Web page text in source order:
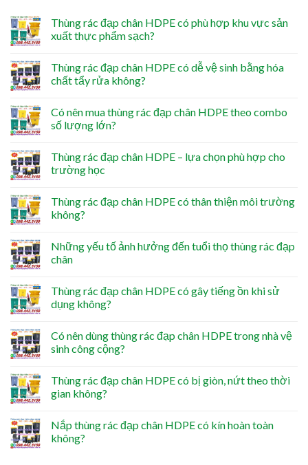
Thùng rác đạp chân HDPE có phù hợp khu vực sản
xuất thực phẩm sạch?
Thùng rác đạp chân HDPE có dễ vệ sinh bằng hóa
chất tẩy rửa không?
Có nên mua thùng rác đạp chân HDPE theo combo
số lượng lớn?
Thùng rác đạp chân HDPE – lựa chọn phù hợp cho
trường học
Thùng rác đạp chân HDPE có thân thiện môi trường
không?
Những yếu tố ảnh hưởng đến tuổi thọ thùng rác đạp
chân
Thùng rác đạp chân HDPE có gây tiếng ồn khi sử
dụng không?
Có nên dùng thùng rác đạp chân HDPE trong nhà vệ
sinh công cộng?
Thùng rác đạp chân HDPE có bị giòn, nứt theo thời
gian không?
Nắp thùng rác đạp chân HDPE có kín hoàn toàn
không?